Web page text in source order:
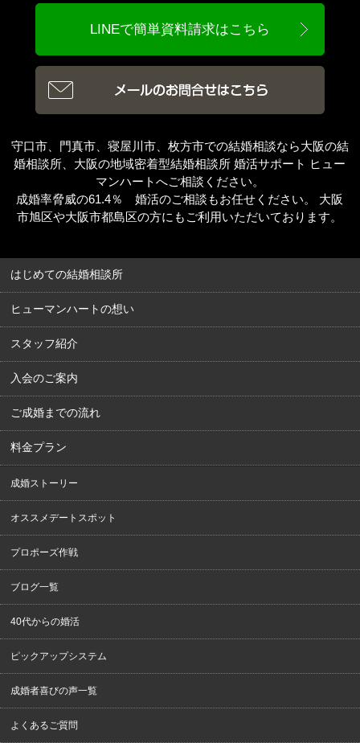
LINEで簡単資料請求はこちら
守口市、門真市、寝屋川市、枚方市での結婚相談なら大阪の結
婚相談所、大阪の地域密着型結婚相談所 婚活サポート ヒュー
マンハートへご相談ください。
成婚率脅威の61.4％ 婚活のご相談もお任せください。 大阪
市旭区や大阪市都島区の方にもご利用いただいております。
はじめての結婚相談所
ヒューマンハートの想い
スタッフ紹介
入会のご案内
ご成婚までの流れ
料金プラン
成婚ストーリー
オススメデートスポット
プロポーズ作戦
ブログ一覧
40代からの婚活
ピックアップシステム
成婚者喜びの声一覧
よくあるご質問